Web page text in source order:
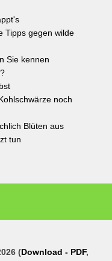
Tipps gegen wilde
Sie kennen
noch
Blüten aus
tun
(Download - PDF,